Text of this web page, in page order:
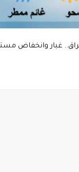
غبار وانخفاض مستمر